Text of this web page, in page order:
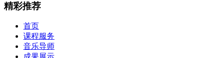
精彩推荐
首页
课程服务
音乐导师